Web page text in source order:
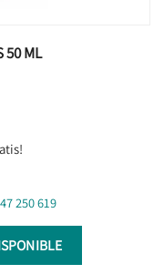
50 ML
250 619